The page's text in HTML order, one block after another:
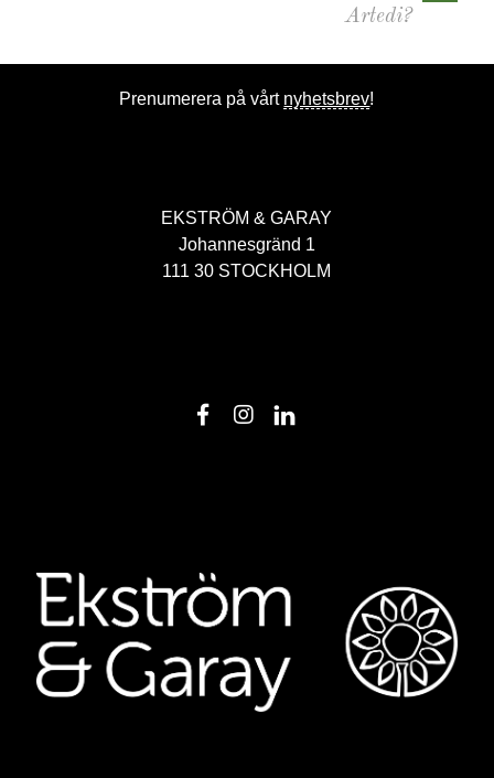
Artedi?
Prenumerera på vårt nyhetsbrev!
EKSTRÖM & GARAY
Johannesgränd 1
111 30 STOCKHOLM